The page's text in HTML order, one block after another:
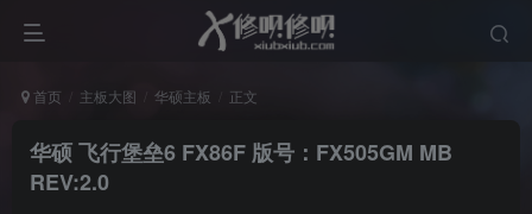
首页 主板大图 华硕主板 正文
华硕 飞行堡垒6 FX86F 版号：FX505GM MB
REV:2.0